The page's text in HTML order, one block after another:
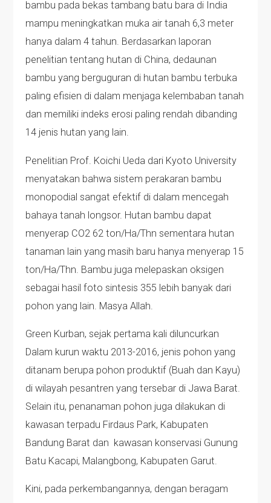
bambu pada bekas tambang batu bara di India
mampu meningkatkan muka air tanah 6,3 meter
hanya dalam 4 tahun. Berdasarkan laporan
penelitian tentang hutan di China, dedaunan
bambu yang berguguran di hutan bambu terbuka
paling efisien di dalam menjaga kelembaban tanah
dan memiliki indeks erosi paling rendah dibanding
14 jenis hutan yang lain.
Penelitian Prof. Koichi Ueda dari Kyoto University
menyatakan bahwa sistem perakaran bambu
monopodial sangat efektif di dalam mencegah
bahaya tanah longsor. Hutan bambu dapat
menyerap CO2 62 ton/Ha/Thn sementara hutan
tanaman lain yang masih baru hanya menyerap 15
ton/Ha/Thn. Bambu juga melepaskan oksigen
sebagai hasil foto sintesis 355 lebih banyak dari
pohon yang lain. Masya Allah.
Green Kurban, sejak pertama kali diluncurkan
Dalam kurun waktu 2013-2016, jenis pohon yang
ditanam berupa pohon produktif (Buah dan Kayu)
di wilayah pesantren yang tersebar di Jawa Barat.
Selain itu, penanaman pohon juga dilakukan di
kawasan terpadu Firdaus Park, Kabupaten
Bandung Barat dan kawasan konservasi Gunung
Batu Kacapi, Malangbong, Kabupaten Garut.
Kini, pada perkembangannya, dengan beragam